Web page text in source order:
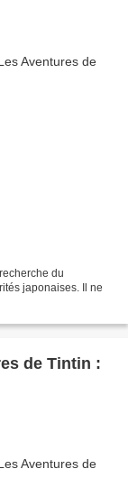
du
japonaises. Il ne
de Tintin :